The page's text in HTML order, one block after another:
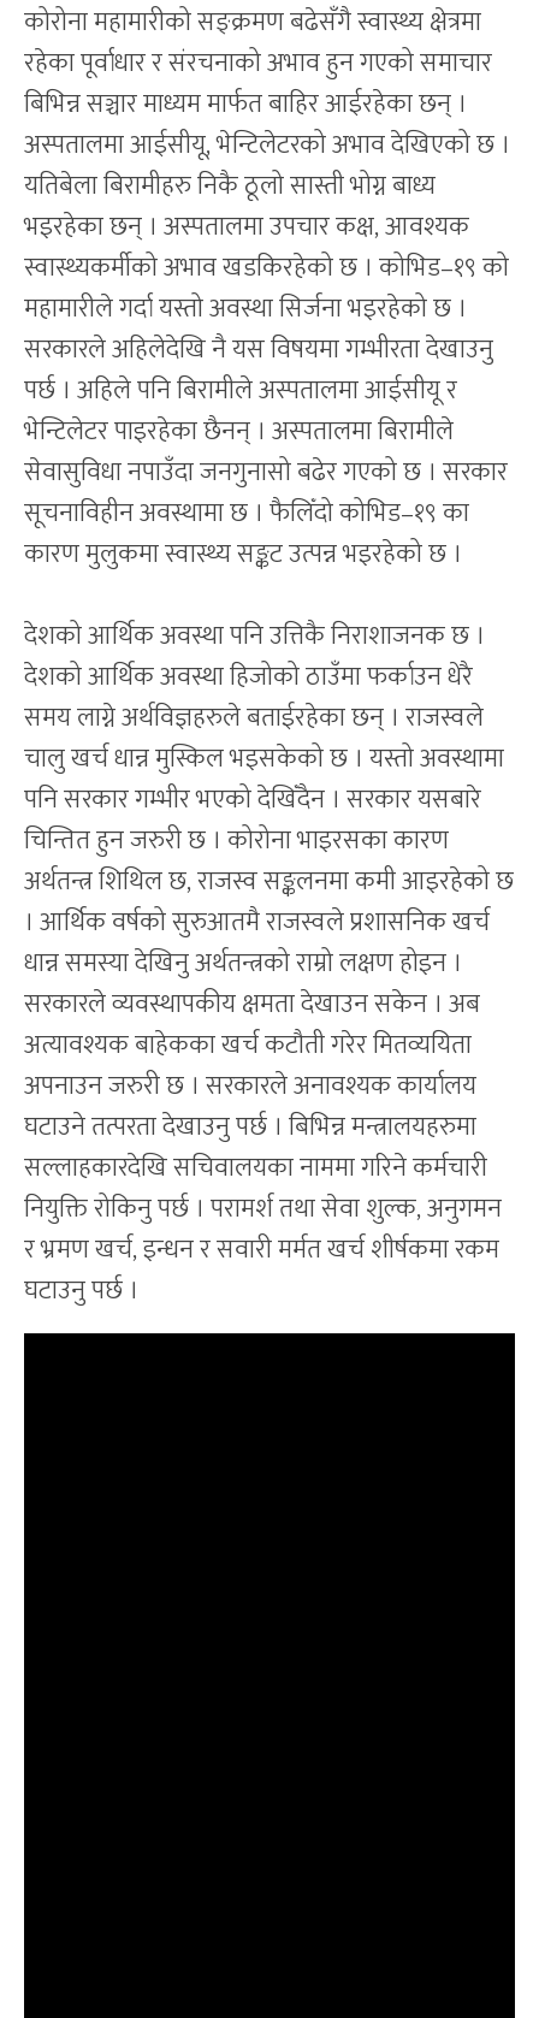
कोरोना महामारीको सङ्क्रमण बढेसँगै स्वास्थ्य क्षेत्रमा
रहेका पूर्वाधार र संरचनाको अभाव हुन गएको समाचार
बिभिन्न सञ्चार माध्यम मार्फत बाहिर आईरहेका छन् ।
अस्पतालमा आईसीयू, भेन्टिलेटरको अभाव देखिएको छ ।
यतिबेला बिरामीहरु निकै ठूलो सास्ती भोग्न बाध्य
भइरहेका छन् । अस्पतालमा उपचार कक्ष, आवश्यक
स्वास्थ्यकर्मीको अभाव खडकिरहेको छ । कोभिड–१९ को
महामारीले गर्दा यस्तो अवस्था सिर्जना भइरहेको छ ।
सरकारले अहिलेदेखि नै यस विषयमा गम्भीरता देखाउनु
पर्छ । अहिले पनि बिरामीले अस्पतालमा आईसीयू र
भेन्टिलेटर पाइरहेका छैनन् । अस्पतालमा बिरामीले
सेवासुविधा नपाउँदा जनगुनासो बढेर गएको छ । सरकार
सूचनाविहीन अवस्थामा छ । फैलिँदो कोभिड–१९ का
कारण मुलुकमा स्वास्थ्य सङ्कट उत्पन्न भइरहेको छ ।
देशको आर्थिक अवस्था पनि उत्तिकै निराशाजनक छ ।
देशको आर्थिक अवस्था हिजोको ठाउँमा फर्काउन धेरै
समय लाग्ने अर्थविज्ञहरुले बताईरहेका छन् । राजस्वले
चालु खर्च धान्न मुस्किल भइसकेको छ । यस्तो अवस्थामा
पनि सरकार गम्भीर भएको देखिँदैन । सरकार यसबारे
चिन्तित हुन जरुरी छ । कोरोना भाइरसका कारण
अर्थतन्त्र शिथिल छ, राजस्व सङ्कलनमा कमी आइरहेको छ
। आर्थिक वर्षको सुरुआतमै राजस्वले प्रशासनिक खर्च
धान्न समस्या देखिनु अर्थतन्त्रको राम्रो लक्षण होइन ।
सरकारले व्यवस्थापकीय क्षमता देखाउन सकेन । अब
अत्यावश्यक बाहेकका खर्च कटौती गरेर मितव्ययिता
अपनाउन जरुरी छ । सरकारले अनावश्यक कार्यालय
घटाउने तत्परता देखाउनु पर्छ । बिभिन्न मन्त्रालयहरुमा
सल्लाहकारदेखि सचिवालयका नाममा गरिने कर्मचारी
नियुक्ति रोकिनु पर्छ । परामर्श तथा सेवा शुल्क, अनुगमन
र भ्रमण खर्च, इन्धन र सवारी मर्मत खर्च शीर्षकमा रकम
घटाउनु पर्छ ।